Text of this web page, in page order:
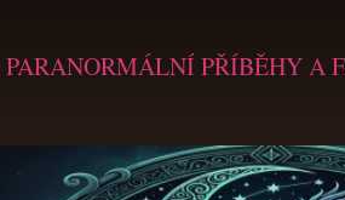
PARANORMÁLNÍ PŘÍBĚHY A